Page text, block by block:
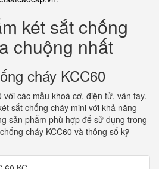
két sắt chống
chuộng nhất
cháy KCC60
với các mẫu khoá cơ, điện tử, vân tay.
sắt chống cháy mini với khả năng
sản phẩm phù hợp để sử dụng trong
cháy KCC60 và thông số kỹ